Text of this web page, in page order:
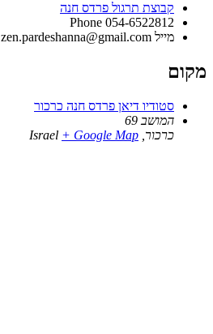
קבוצת תרגול פרדס חנה
Phone 054-6522812
מייל zen.pardeshanna@gmail.com
מקום
סטודיו דיאן פרדס חנה כרכור
המושב 69
כרכור
Israel + Google Map